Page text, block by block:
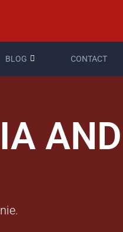
BLOG CONTACT